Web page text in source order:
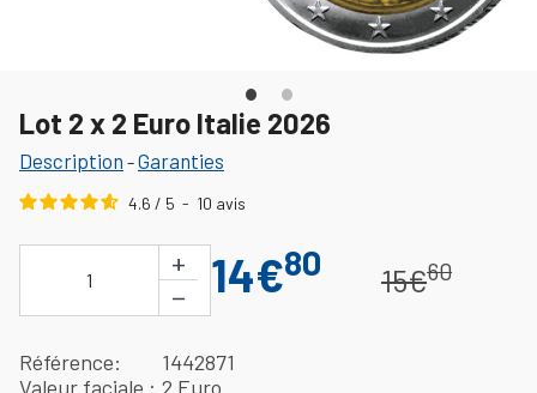
Lot 2 x 2 Euro Italie 2026
Description -Garanties
4.6 / 5 - 10 avis
1
+
−
14€80 15€60
Référence
1442871
Valeur faciale
2 Euro